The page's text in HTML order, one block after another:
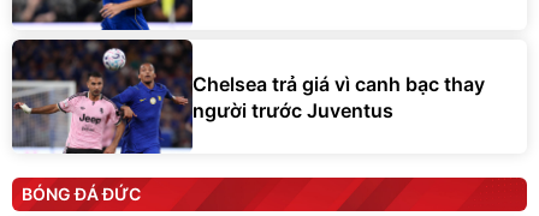
Chelsea trả giá vì canh bạc thay
người trước Juventus
BÓNG ĐÁ ĐỨC